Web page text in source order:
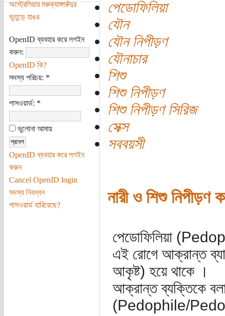
অস্ট্রেলিয়ার মরুক্যাঙ্গারুঁদুর
ভুতুড়ে হাঙর
OpenID ব্যবহার করে লগইন
করুন:
OpenID কি?
সদস্য পরিচয়: *
পাসওয়ার্ড: *
ভুলোনা আমায়
OpenID ব্যবহার করে লগইন
করুন
Cancel OpenID login
সদস্য নিবন্ধন
পাসওয়ার্ড হারিয়েছে?
পেডোফিলিয়া
যৌন
যৌন নিপীড়ণ
যৌনাচার
শিশু
শিশু নিপীড়ণ
শিশু নিপীড়ণ সিরিজ
সেক্স
সববয়সী
নারী ও শিশু নিপীড়ণ
পেডোফিলিয়া
এই রোগে আক্রান্ত
আকৃষ্ট) হয়ে থাকে ।
আক্রান্ত ব্যক্তিকে
(Pedophile/